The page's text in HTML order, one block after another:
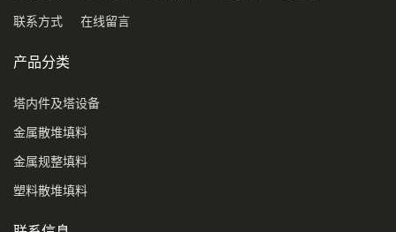
联系方式 在线留言
产品分类
塔内件及塔设备
金属散堆填料
金属规整填料
塑料散堆填料